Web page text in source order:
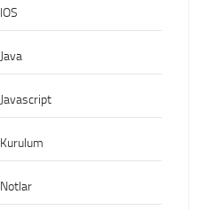
IOS
Java
Javascript
Kurulum
Notlar